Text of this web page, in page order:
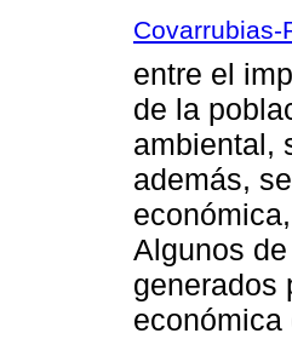
Covarrubias-
entre el
de la
ambiental,
además,
Algunos
generados